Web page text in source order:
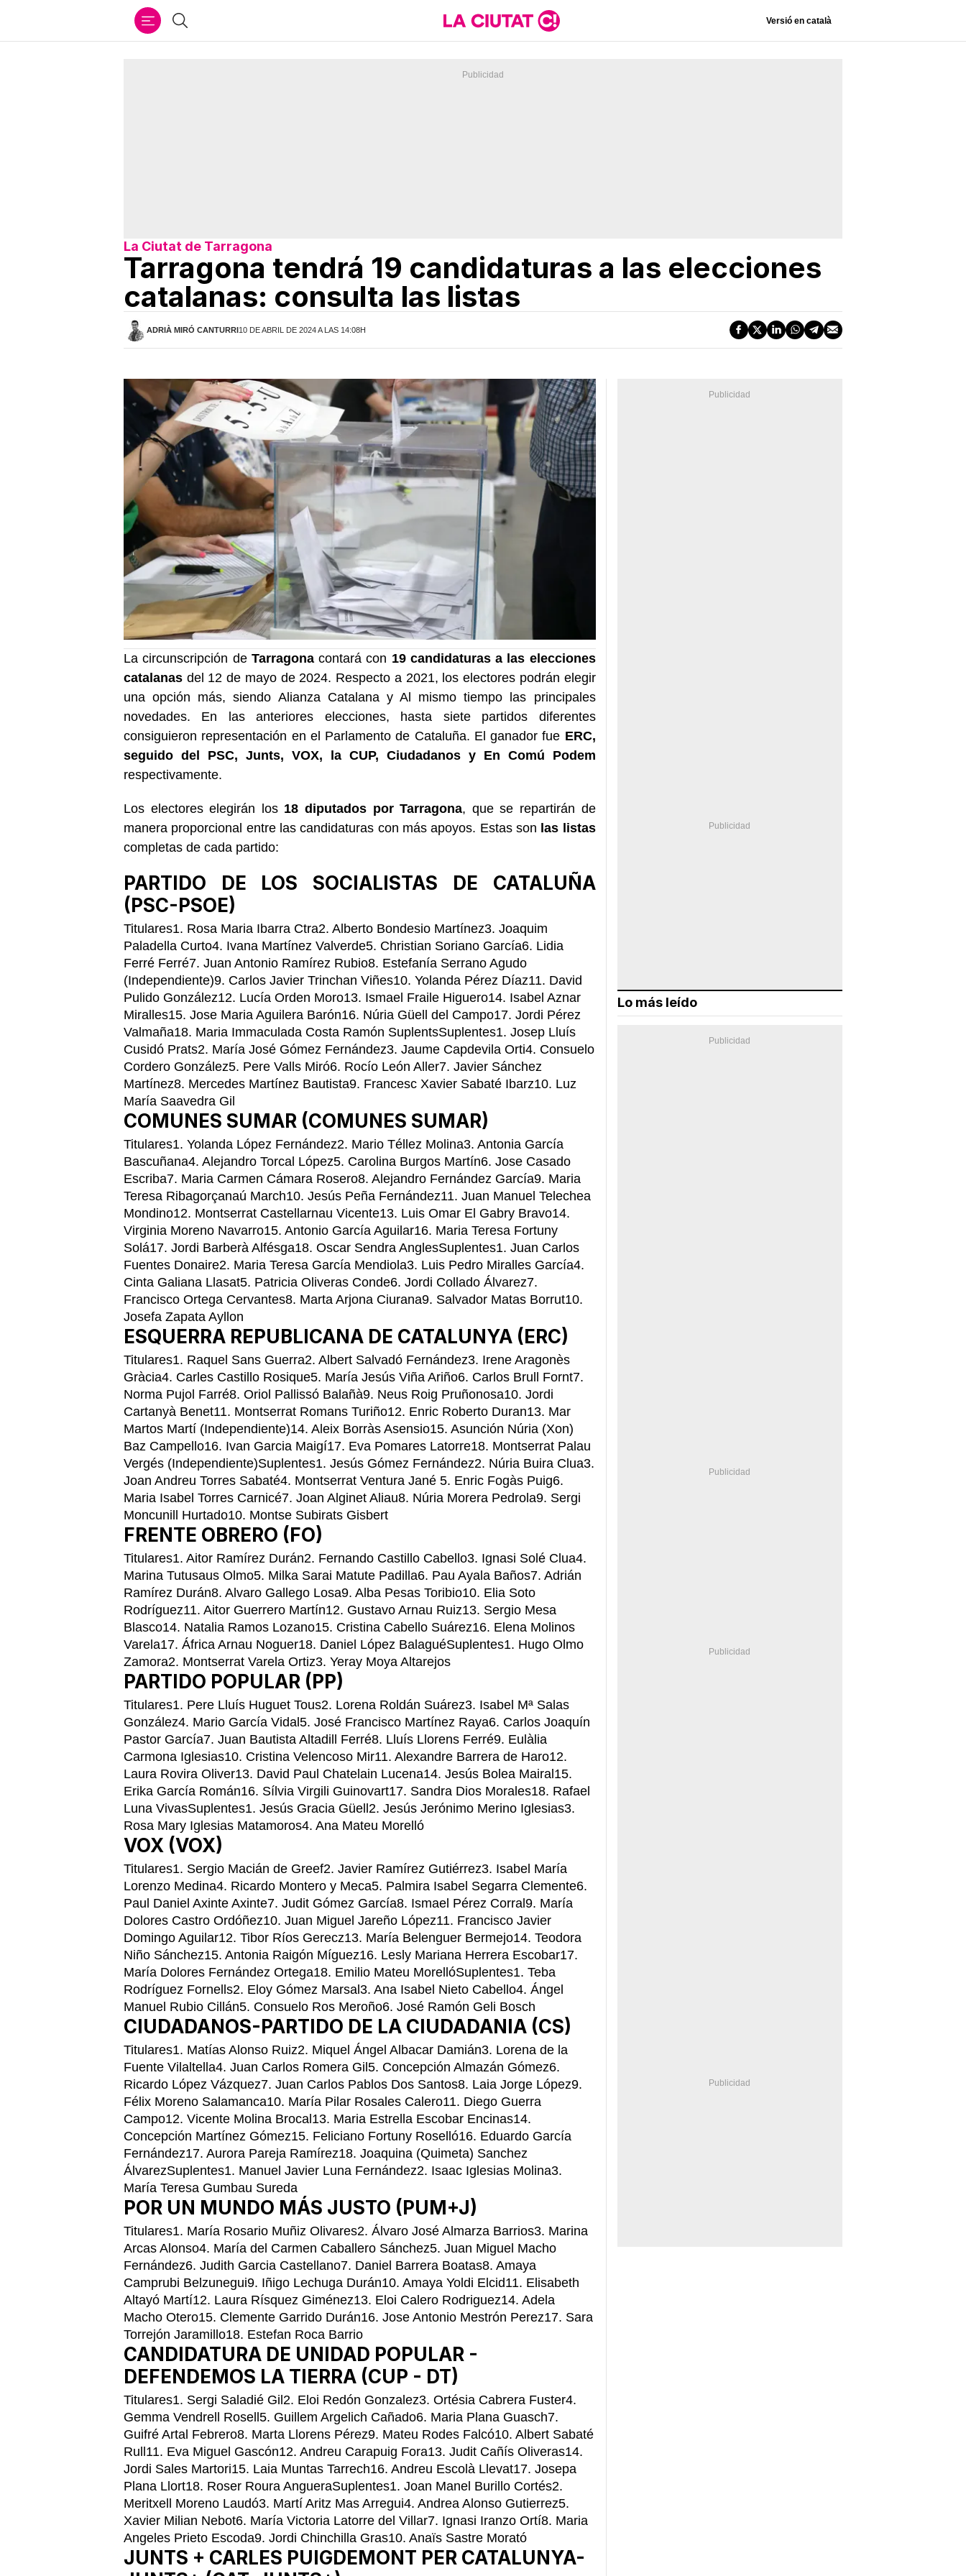
Buscar Versió en català
La Ciutat de Tarragona
Tarragona tendrá 19 candidaturas a las elecciones
catalanas: consulta las listas
ADRIÀ MIRÓ CANTURRI10 DE ABRIL DE 2024 A LAS 14:08H
La circunscripción de Tarragonacontará con 19 candidaturas a las elecciones
catalanas del 12 de mayo de 2024. Respecto a 2021, los electores podrán elegir
una opción más, siendo Alianza Catalana y Al mismo tiempo las principales
novedades. En las anteriores elecciones, hasta siete partidos diferentes
consiguieron representación en el Parlamento de Cataluña. El ganador fue ERC,
seguido del PSC, Junts, VOX, la CUP, Ciudadanos y En Comú Podem
respectivamente.
Los electores elegirán los 18 diputados por Tarragona, que se repartirán de
manera proporcional entre las candidaturas con más apoyos. Estas son las listas
completas de cada partido:
PARTIDO DE LOS SOCIALISTAS DE CATALUÑA
(PSC-PSOE)
Titulares1. Rosa Maria Ibarra Ctra2. Alberto Bondesio Martínez3. Joaquim
Paladella Curto4. Ivana Martínez Valverde5. Christian Soriano García6. Lidia
Ferré Ferré7. Juan Antonio Ramírez Rubio8. Estefanía Serrano Agudo
(Independiente)9. Carlos Javier Trinchan Viñes10. Yolanda Pérez Díaz11. David
Pulido González12. Lucía Orden Moro13. Ismael Fraile Higuero14. Isabel Aznar
Miralles15. Jose Maria Aguilera Barón16. Núria Güell del Campo17. Jordi Pérez
Valmaña18. Maria Immaculada Costa Ramón SuplentsSuplentes1. Josep Lluís
Cusidó Prats2. María José Gómez Fernández3. Jaume Capdevila Orti4. Consuelo
Cordero González5. Pere Valls Miró6. Rocío León Aller7. Javier Sánchez
Martínez8. Mercedes Martínez Bautista9. Francesc Xavier Sabaté Ibarz10. Luz
María Saavedra Gil
COMUNES SUMAR (COMUNES SUMAR)
Titulares1. Yolanda López Fernández2. Mario Téllez Molina3. Antonia García
Bascuñana4. Alejandro Torcal López5. Carolina Burgos Martín6. Jose Casado
Escriba7. Maria Carmen Cámara Rosero8. Alejandro Fernández García9. Maria
Teresa Ribagorçanaú March10. Jesús Peña Fernández11. Juan Manuel Telechea
Mondino12. Montserrat Castellarnau Vicente13. Luis Omar El Gabry Bravo14.
Virginia Moreno Navarro15. Antonio García Aguilar16. Maria Teresa Fortuny
Solá17. Jordi Barberà Alfésga18. Oscar Sendra AnglesSuplentes1. Juan Carlos
Fuentes Donaire2. Maria Teresa García Mendiola3. Luis Pedro Miralles García4.
Cinta Galiana Llasat5. Patricia Oliveras Conde6. Jordi Collado Álvarez7.
Francisco Ortega Cervantes8. Marta Arjona Ciurana9. Salvador Matas Borrut10.
Josefa Zapata Ayllon
ESQUERRA REPUBLICANA DE CATALUNYA (ERC)
Titulares1. Raquel Sans Guerra2. Albert Salvadó Fernández3. Irene Aragonès
Gràcia4. Carles Castillo Rosique5. María Jesús Viña Ariño6. Carlos Brull Fornt7.
Norma Pujol Farré8. Oriol Pallissó Balañà9. Neus Roig Pruñonosa10. Jordi
Cartanyà Benet11. Montserrat Romans Turiño12. Enric Roberto Duran13. Mar
Martos Martí (Independiente)14. Aleix Borràs Asensio15. Asunción Núria (Xon)
Baz Campello16. Ivan Garcia Maigí17. Eva Pomares Latorre18. Montserrat Palau
Vergés (Independiente)Suplentes1. Jesús Gómez Fernández2. Núria Buira Clua3.
Joan Andreu Torres Sabaté4. Montserrat Ventura Jané 5. Enric Fogàs Puig6.
Maria Isabel Torres Carnicé7. Joan Alginet Aliau8. Núria Morera Pedrola9. Sergi
Moncunill Hurtado10. Montse Subirats Gisbert
FRENTE OBRERO (FO)
Titulares1. Aitor Ramírez Durán2. Fernando Castillo Cabello3. Ignasi Solé Clua4.
Marina Tutusaus Olmo5. Milka Sarai Matute Padilla6. Pau Ayala Baños7. Adrián
Ramírez Durán8. Alvaro Gallego Losa9. Alba Pesas Toribio10. Elia Soto
Rodríguez11. Aitor Guerrero Martín12. Gustavo Arnau Ruiz13. Sergio Mesa
Blasco14. Natalia Ramos Lozano15. Cristina Cabello Suárez16. Elena Molinos
Varela17. África Arnau Noguer18. Daniel López BalaguéSuplentes1. Hugo Olmo
Zamora2. Montserrat Varela Ortiz3. Yeray Moya Altarejos
PARTIDO POPULAR (PP)
Titulares1. Pere Lluís Huguet Tous2. Lorena Roldán Suárez3. Isabel Mª Salas
González4. Mario García Vidal5. José Francisco Martínez Raya6. Carlos Joaquín
Pastor García7. Juan Bautista Altadill Ferré8. Lluís Llorens Ferré9. Eulàlia
Carmona Iglesias10. Cristina Velencoso Mir11. Alexandre Barrera de Haro12.
Laura Rovira Oliver13. David Paul Chatelain Lucena14. Jesús Bolea Mairal15.
Erika García Román16. Sílvia Virgili Guinovart17. Sandra Dios Morales18. Rafael
Luna VivasSuplentes1. Jesús Gracia Güell2. Jesús Jerónimo Merino Iglesias3.
Rosa Mary Iglesias Matamoros4. Ana Mateu Morelló
VOX (VOX)
Titulares1. Sergio Macián de Greef2. Javier Ramírez Gutiérrez3. Isabel María
Lorenzo Medina4. Ricardo Montero y Meca5. Palmira Isabel Segarra Clemente6.
Paul Daniel Axinte Axinte7. Judit Gómez García8. Ismael Pérez Corral9. María
Dolores Castro Ordóñez10. Juan Miguel Jareño López11. Francisco Javier
Domingo Aguilar12. Tibor Ríos Gerecz13. María Belenguer Bermejo14. Teodora
Niño Sánchez15. Antonia Raigón Míguez16. Lesly Mariana Herrera Escobar17.
María Dolores Fernández Ortega18. Emilio Mateu MorellóSuplentes1. Teba
Rodríguez Fornells2. Eloy Gómez Marsal3. Ana Isabel Nieto Cabello4. Ángel
Manuel Rubio Cillán5. Consuelo Ros Meroño6. José Ramón Geli Bosch
CIUDADANOS-PARTIDO DE LA CIUDADANIA (CS)
Titulares1. Matías Alonso Ruiz2. Miquel Ángel Albacar Damián3. Lorena de la
Fuente Vilaltella4. Juan Carlos Romera Gil5. Concepción Almazán Gómez6.
Ricardo López Vázquez7. Juan Carlos Pablos Dos Santos8. Laia Jorge López9.
Félix Moreno Salamanca10. María Pilar Rosales Calero11. Diego Guerra
Campo12. Vicente Molina Brocal13. Maria Estrella Escobar Encinas14.
Concepción Martínez Gómez15. Feliciano Fortuny Roselló16. Eduardo García
Fernández17. Aurora Pareja Ramírez18. Joaquina (Quimeta) Sanchez
ÁlvarezSuplentes1. Manuel Javier Luna Fernández2. Isaac Iglesias Molina3.
María Teresa Gumbau Sureda
POR UN MUNDO MÁS JUSTO (PUM+J)
Titulares1. María Rosario Muñiz Olivares2. Álvaro José Almarza Barrios3. Marina
Arcas Alonso4. María del Carmen Caballero Sánchez5. Juan Miguel Macho
Fernández6. Judith Garcia Castellano7. Daniel Barrera Boatas8. Amaya
Camprubi Belzunegui9. Iñigo Lechuga Durán10. Amaya Yoldi Elcid11. Elisabeth
Altayó Martí12. Laura Rísquez Giménez13. Eloi Calero Rodriguez14. Adela
Macho Otero15. Clemente Garrido Durán16. Jose Antonio Mestrón Perez17. Sara
Torrejón Jaramillo18. Estefan Roca Barrio
CANDIDATURA DE UNIDAD POPULAR -
DEFENDEMOS LA TIERRA (CUP - DT)
Titulares1. Sergi Saladié Gil2. Eloi Redón Gonzalez3. Ortésia Cabrera Fuster4.
Gemma Vendrell Rosell5. Guillem Argelich Cañado6. Maria Plana Guasch7.
Guifré Artal Febrero8. Marta Llorens Pérez9. Mateu Rodes Falcó10. Albert Sabaté
Rull11. Eva Miguel Gascón12. Andreu Carapuig Fora13. Judit Cañís Oliveras14.
Jordi Sales Martori15. Laia Muntas Tarrech16. Andreu Escolà Llevat17. Josepa
Plana Llort18. Roser Roura AngueraSuplentes1. Joan Manel Burillo Cortés2.
Meritxell Moreno Laudó3. Martí Aritz Mas Arregui4. Andrea Alonso Gutierrez5.
Xavier Milian Nebot6. María Victoria Latorre del Villar7. Ignasi Iranzo Ortí8. Maria
Angeles Prieto Escoda9. Jordi Chinchilla Gras10. Anaïs Sastre Morató
JUNTS + CARLES PUIGDEMONT PER CATALUNYA-
Lo más leído